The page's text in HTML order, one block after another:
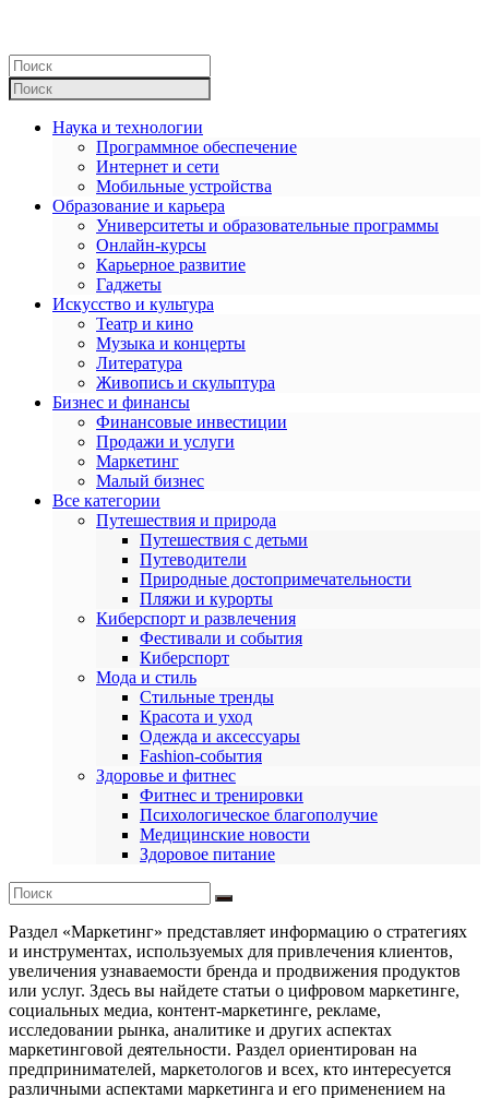
Наука и технологии
Программное обеспечение
Интернет и сети
Мобильные устройства
Образование и карьера
Университеты и образовательные программы
Онлайн-курсы
Карьерное развитие
Гаджеты
Искусство и культура
Театр и кино
Музыка и концерты
Литература
Живопись и скульптура
Бизнес и финансы
Финансовые инвестиции
Продажи и услуги
Маркетинг
Малый бизнес
Все категории
Путешествия и природа
Путешествия с детьми
Путеводители
Природные достопримечательности
Пляжи и курорты
Киберспорт и развлечения
Фестивали и события
Киберспорт
Мода и стиль
Стильные тренды
Красота и уход
Одежда и аксессуары
Fashion-события
Здоровье и фитнес
Фитнес и тренировки
Психологическое благополучие
Медицинские новости
Здоровое питание
Раздел «Маркетинг» представляет информацию о стратегиях
и инструментах, используемых для привлечения клиентов,
увеличения узнаваемости бренда и продвижения продуктов
или услуг. Здесь вы найдете статьи о цифровом маркетинге,
социальных медиа, контент-маркетинге, рекламе,
исследовании рынка, аналитике и других аспектах
маркетинговой деятельности. Раздел ориентирован на
предпринимателей, маркетологов и всех, кто интересуется
различными аспектами маркетинга и его применением на